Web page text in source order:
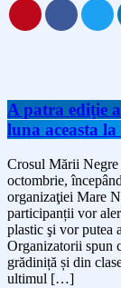
A patra ediţie
luna aceasta
Crosul Mării Negre
octombrie,
organizaţiei Mare
participanții vor
plastic şi vor putea
Organizatorii spun
grădiniță și din
ultimul […]